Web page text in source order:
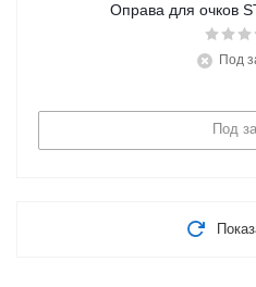
Оправа для очков
Под
Под